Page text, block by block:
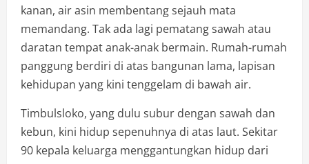
kanan, air asin membentang sejauh mata
memandang. Tak ada lagi pematang sawah atau
daratan tempat anak-anak bermain. Rumah-rumah
panggung berdiri di atas bangunan lama, lapisan
kehidupan yang kini tenggelam di bawah air.
Timbulsloko, yang dulu subur dengan sawah dan
kebun, kini hidup sepenuhnya di atas laut. Sekitar
90 kepala keluarga menggantungkan hidup dari